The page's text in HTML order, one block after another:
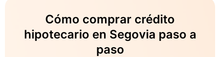
Cómo comprar crédito
hipotecario en Segovia paso a
paso